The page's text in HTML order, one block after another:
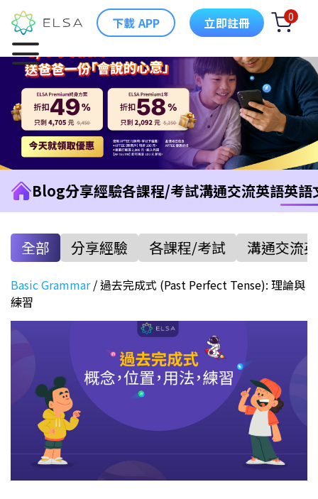
下載 APP 立即註冊 0
Blog分享經驗各課程/考試溝通交流英語英語
全部 分享經驗 各課程/考試 溝通交流
Basic Grammar/過去完成式 (Past Perfect Tense): 理論與
練習